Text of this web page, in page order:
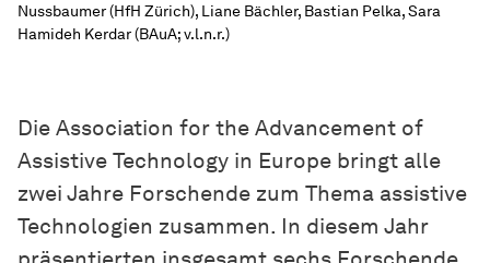
Nussbaumer (HfH Zürich), Liane Bächler, Bastian Pelka, Sara
Hamideh Kerdar (BAuA; v.l.n.r.)
Die Association for the Advancement of
Assistive Technology in Europe bringt alle
zwei Jahre Forschende zum Thema assistive
Technologien zusammen. In diesem Jahr